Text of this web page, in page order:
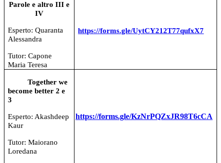
Parole e altro III e
IV
Esperto: Quaranta
Alessandra
Tutor: Capone
Maria Teresa
https://forms.gle/UytCY212T77qufxX7
Together we
become better 2 e
3
Esperto: Akashdeep
Kaur
Tutor: Maiorano
Loredana
https://forms.gle/KzNrPQZxJR98T6cCA